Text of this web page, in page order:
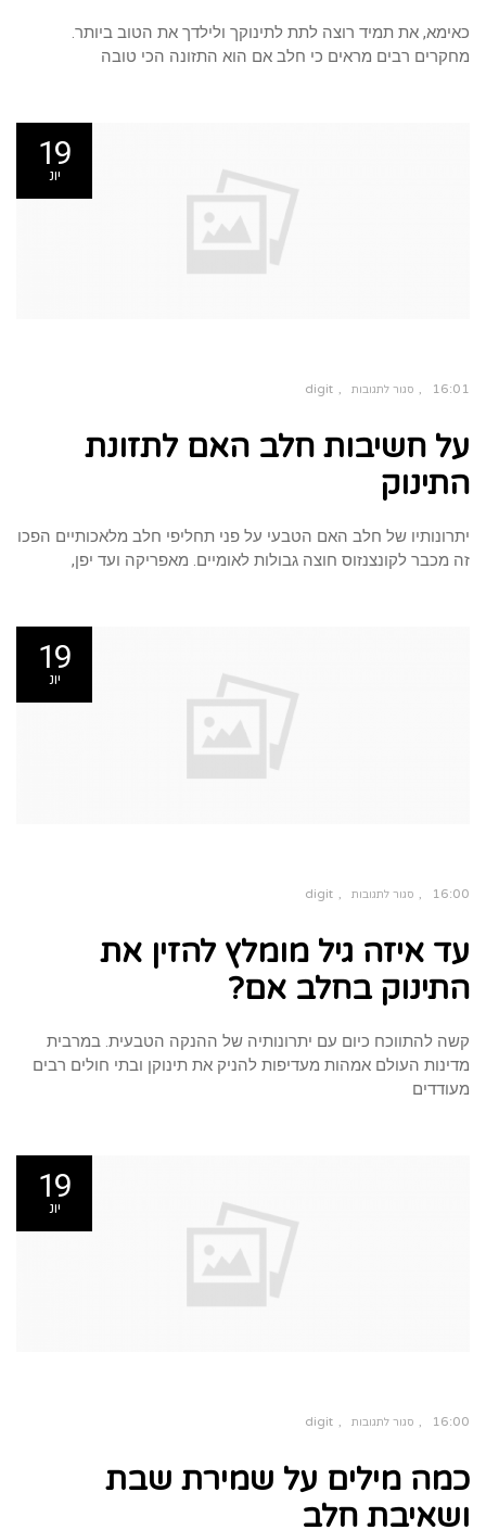
כאימא, את תמיד רוצה לתת לתינוקך ולילדך את הטוב ביותר.
מחקרים רבים מראים כי חלב אם הוא התזונה הכי טובה
19
יונ
16:01 סגור לתגובות
חשיבות
חלב
האם
digit
על חשיבות חלב האם לתזונת
התינוק
יתרונותיו של חלב האם הטבעי על פני תחליפי חלב מלאכותיים הפכו
זה מכבר לקונצנזוס חוצה גבולות לאומיים. מאפריקה ועד יפן,
19
יונ
16:00 סגור לתגובות
איזה
גיל
מומלץ
את
התינוק
digit
עד איזה גיל מומלץ להזין את
התינוק בחלב אם?
קשה להתווכח כיום עם יתרונותיה של ההנקה הטבעית. במרבית
מדינות העולם אמהות מעדיפות להניק את תינוקן ובתי חולים רבים
מעודדים
19
יונ
16:00 סגור לתגובות
מילים
על
שמירת
ושאיבת
חלב
digit
כמה מילים על שמירת שבת
ושאיבת חלב